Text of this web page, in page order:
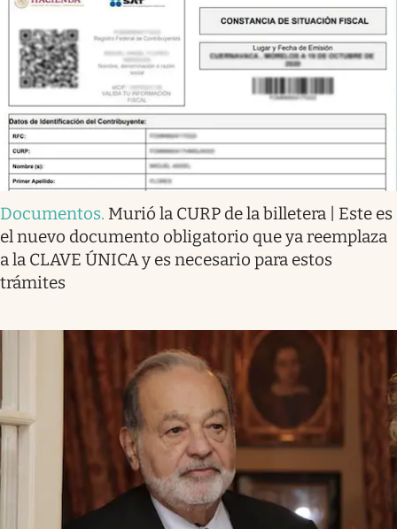
Documentos. Murió la CURP de la billetera | Este es
el nuevo documento obligatorio que ya reemplaza
a la CLAVE ÚNICA y es necesario para estos
trámites